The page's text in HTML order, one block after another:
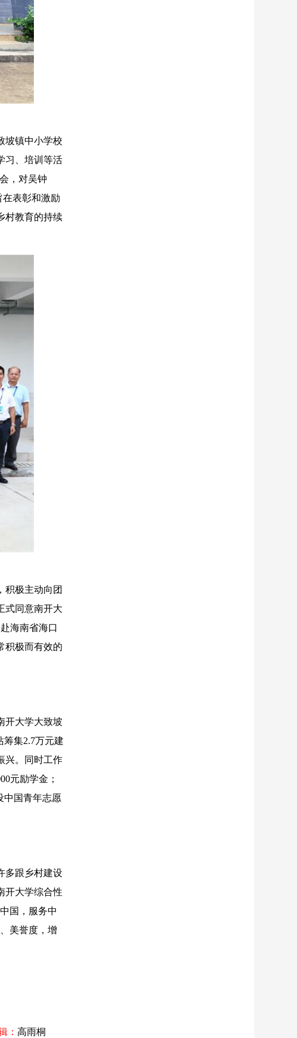
坡镇中小学校
习、培训等活
，对吴钟
在表彰和激励
村教育的持续
极主动向团
式同意南开大
海南省海口
积极而有效的
大学大致坡
集2.7万元建
兴。同时工作
元励学金；
中国青年志愿
多跟乡村建设
开大学综合性
国，服务中
美誉度，增
： 高雨桐